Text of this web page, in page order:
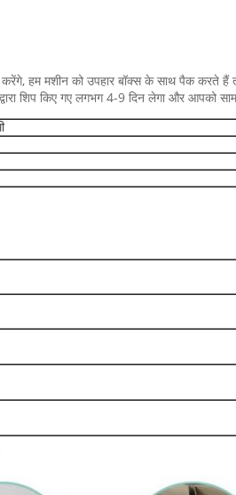
करेंगे, हम मशीन को उपहार बॉक्स के साथ पैक
शिप किए गए लगभग 4-9 दिन लेगा और आपको